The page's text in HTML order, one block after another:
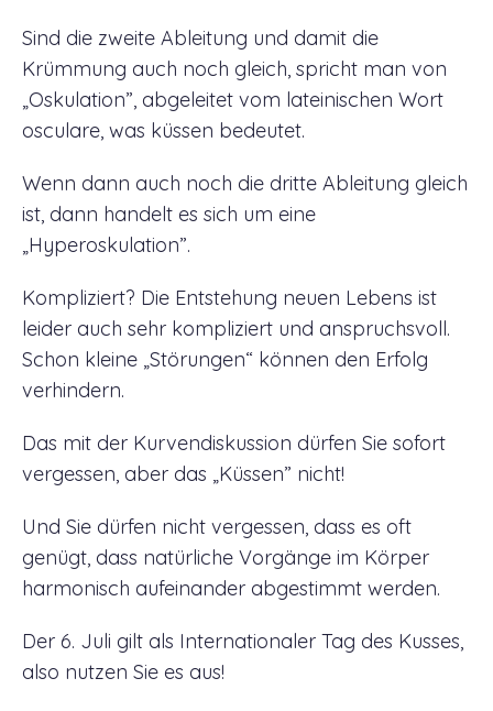
Sind die zweite Ableitung und damit die
Krümmung auch noch gleich, spricht man von
„Oskulation”, abgeleitet vom lateinischen Wort
osculare, was küssen bedeutet.
Wenn dann auch noch die dritte Ableitung gleich
ist, dann handelt es sich um eine
„Hyperoskulation”.
Kompliziert? Die Entstehung neuen Lebens ist
leider auch sehr kompliziert und anspruchsvoll.
Schon kleine „Störungen“ können den Erfolg
verhindern.
Das mit der Kurvendiskussion dürfen Sie sofort
vergessen, aber das „Küssen” nicht!
Und Sie dürfen nicht vergessen, dass es oft
genügt, dass natürliche Vorgänge im Körper
harmonisch aufeinander abgestimmt werden.
Der 6. Juli gilt als Internationaler Tag des Kusses,
also nutzen Sie es aus!